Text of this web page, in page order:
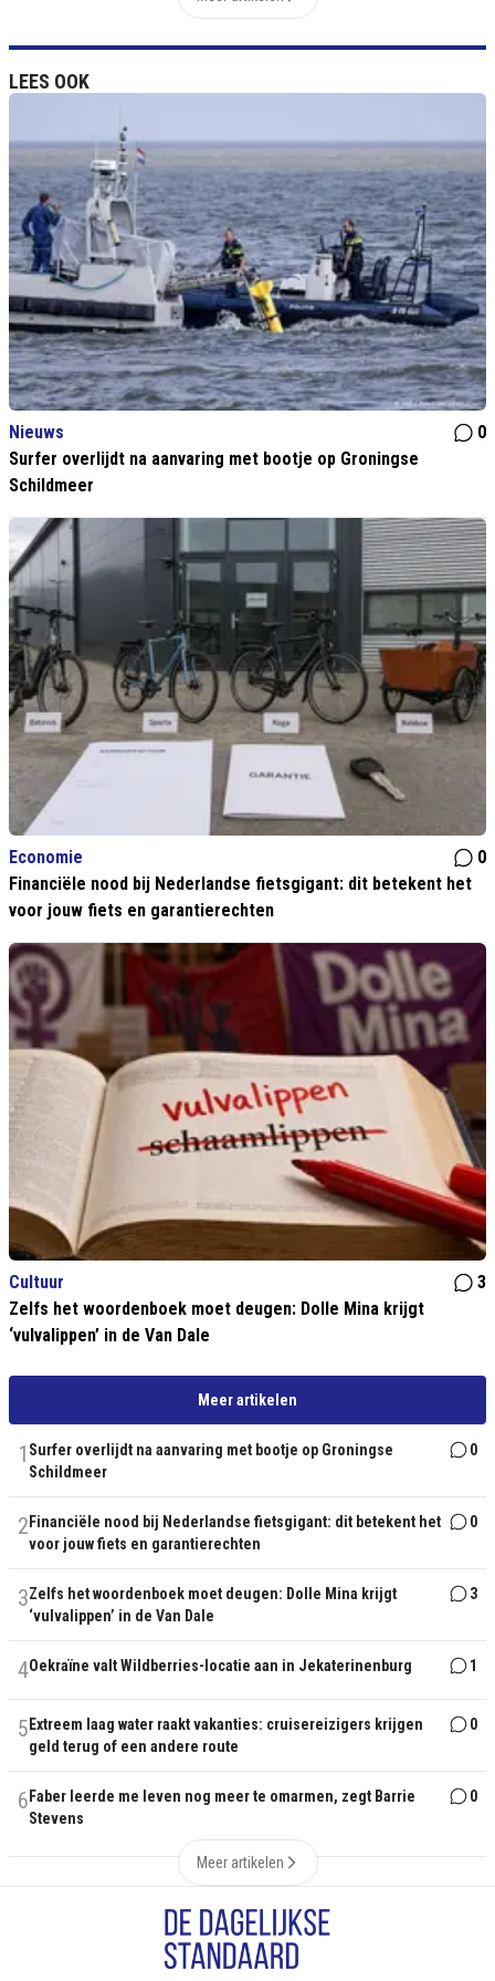
LEES OOK
Nieuws
0
Surfer overlijdt na aanvaring met bootje op Groningse
Schildmeer
Economie
0
Financiële nood bij Nederlandse fietsgigant: dit betekent het
voor jouw fiets en garantierechten
Cultuur
3
Zelfs het woordenboek moet deugen: Dolle Mina krijgt
‘vulvalippen’ in de Van Dale
Meer artikelen
1 Surfer overlijdt na aanvaring met bootje op Groningse
Schildmeer
0
2 Financiële nood bij Nederlandse fietsgigant: dit betekent het
voor jouw fiets en garantierechten
0
3Zelfs het woordenboek moet deugen: Dolle Mina krijgt
‘vulvalippen’ in de Van Dale
3
4Oekraïne valt Wildberries-locatie aan in Jekaterinenburg 1
5 Extreem laag water raakt vakanties: cruisereizigers krijgen
geld terug of een andere route
0
6 Faber leerde me leven nog meer te omarmen, zegt Barrie
Stevens
0
Meer artikelen